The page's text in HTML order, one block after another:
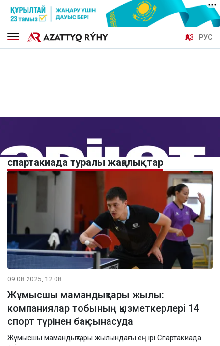
ҚАЗ РУС
спартакиада туралы жаңалықтар
09.08.2025, 12:08
Жұмысшы мамандықтары жылы:
компаниялар тобының қызметкерлері 14
спорт түрінен бақ сынасуда
Жұмысшы мамандықтары жылындағы ең ірі Спартакиада